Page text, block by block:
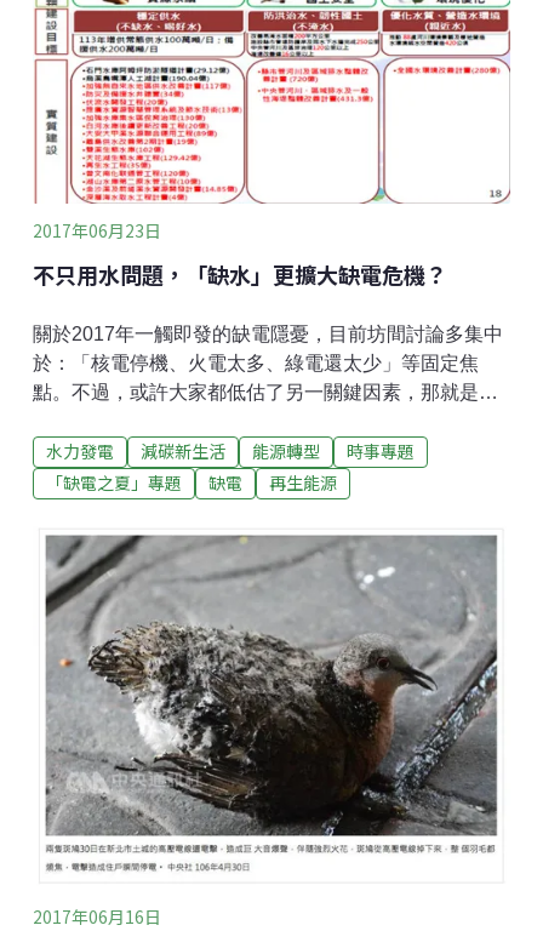
年？結果只獲得45％民眾支持，未能過關。目前瑞士共
有4座核電廠及5部機組，包含全球最老的現役機組
Beznau一號機，自1969年運轉至今近半世紀。2011年
日本福島核災爆發後，瑞士政府決議不再興建新核電
廠，既有電廠也須在運轉50年後除役，依此時程估算，
到了2034年最後一部機組服役滿50年，即是瑞士正式告
別核電的時刻。核電占比達1/3，廣
2017年06月23日
不只用水問題，「缺水」更擴大缺電危機？
關於2017年一觸即發的缺電隱憂，目前坊間討論多集中
於：「核電停機、火電太多、綠電還太少」等固定焦
點。不過，或許大家都低估了另一關鍵因素，那就是今
這裡講的水電，可不是修燈泡或通水管的水電工，而是
指「水力發電」。從字面意思不難理解，必須先有充足
臨，治水三關卡進展卻有限儘管六月初的超大梅雨，在
全台各地釀成不小災情，讓近期的水議題環繞在淹水和
治水。然而事實上，從2016年12月迄今近半年來的枯水
期，依舊創下了70年來雨量第二少的冬天，只好過發生
一甲子大旱的2015年枯水期，下半年水情依舊難以樂
觀。2015上半年的「一甲子大旱」慘痛教訓，算是替台
灣政府上了一堂寶貴的課，去年冬雨不豐的跡象，讓水
利署上下繃緊神經，頻繁召開跨部會會議，縱然2017上
半年降雨偏少，中南部水庫進帳短少，至今仍未傳出重
大缺水災情，
水力發電 減碳新生活 能源轉型
時事專題
「缺電之夏」專題
缺電 再生能源
2017年06月16日